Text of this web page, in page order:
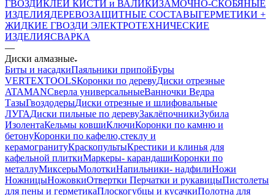
ГВОЗДИКЛЕИ КИСТИ и ВАЛИКИЗАМОЧНО-СКОБЯНЫЕ
ИЗДЕЛИЯДЕРЕВОЗАЩИТНЫЕ СОСТАВЫГЕРМЕТИКИ +
ЖИДКИЕ ГВОЗДИ ЭЛЕКТРОТЕХНИЧЕСКИЕ
ИЗДЕЛИЯСВАРКА
—
Диски алмазные
Биты и насадкиПаяльники припойБуры
VERTEXTOOLSКоронки по деревуДиски отрезные
ATAMANСверла универсальныеВанночки Ведра
ТазыГвоздодерыДиски отрезные и шлифовальные
ЛУГАДиски пильные по деревуЗаклёпочникиЗубила
ИзолентаКельмы ковшиКлючиКоронки по камню и
бетонуКоронки по кафелю,стеклу и
керамогранитуКраскопультыКрестики и клинья для
кафельной плиткиМаркеры- карандашиКоронки по
металлуМиксерыМолоткиНапильники- надфилиНожи
НожницыНожовкиОтвертки Перчатки и рукавицыПистолеты
для пены и герметикаПлоскогубцы и кусачкиПолотна для